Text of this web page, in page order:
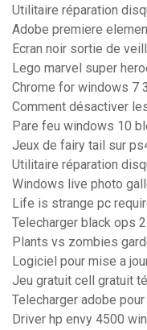
Utilitaire réparation
Adobe premiere
Ecran noir sortie de
Lego marvel super
Chrome for windows 7
Comment désactiver
Pare feu windows 10
Jeux de fairy tail sur
Utilitaire réparation
Windows live photo
Life is strange pc
Telecharger black ops
Plants vs zombies
Logiciel pour mise a
Jeu gratuit cell gratuit
Telecharger adobe
Driver hp envy 4500